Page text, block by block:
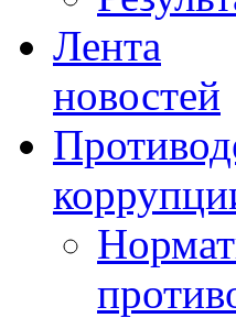
Лента
новостей